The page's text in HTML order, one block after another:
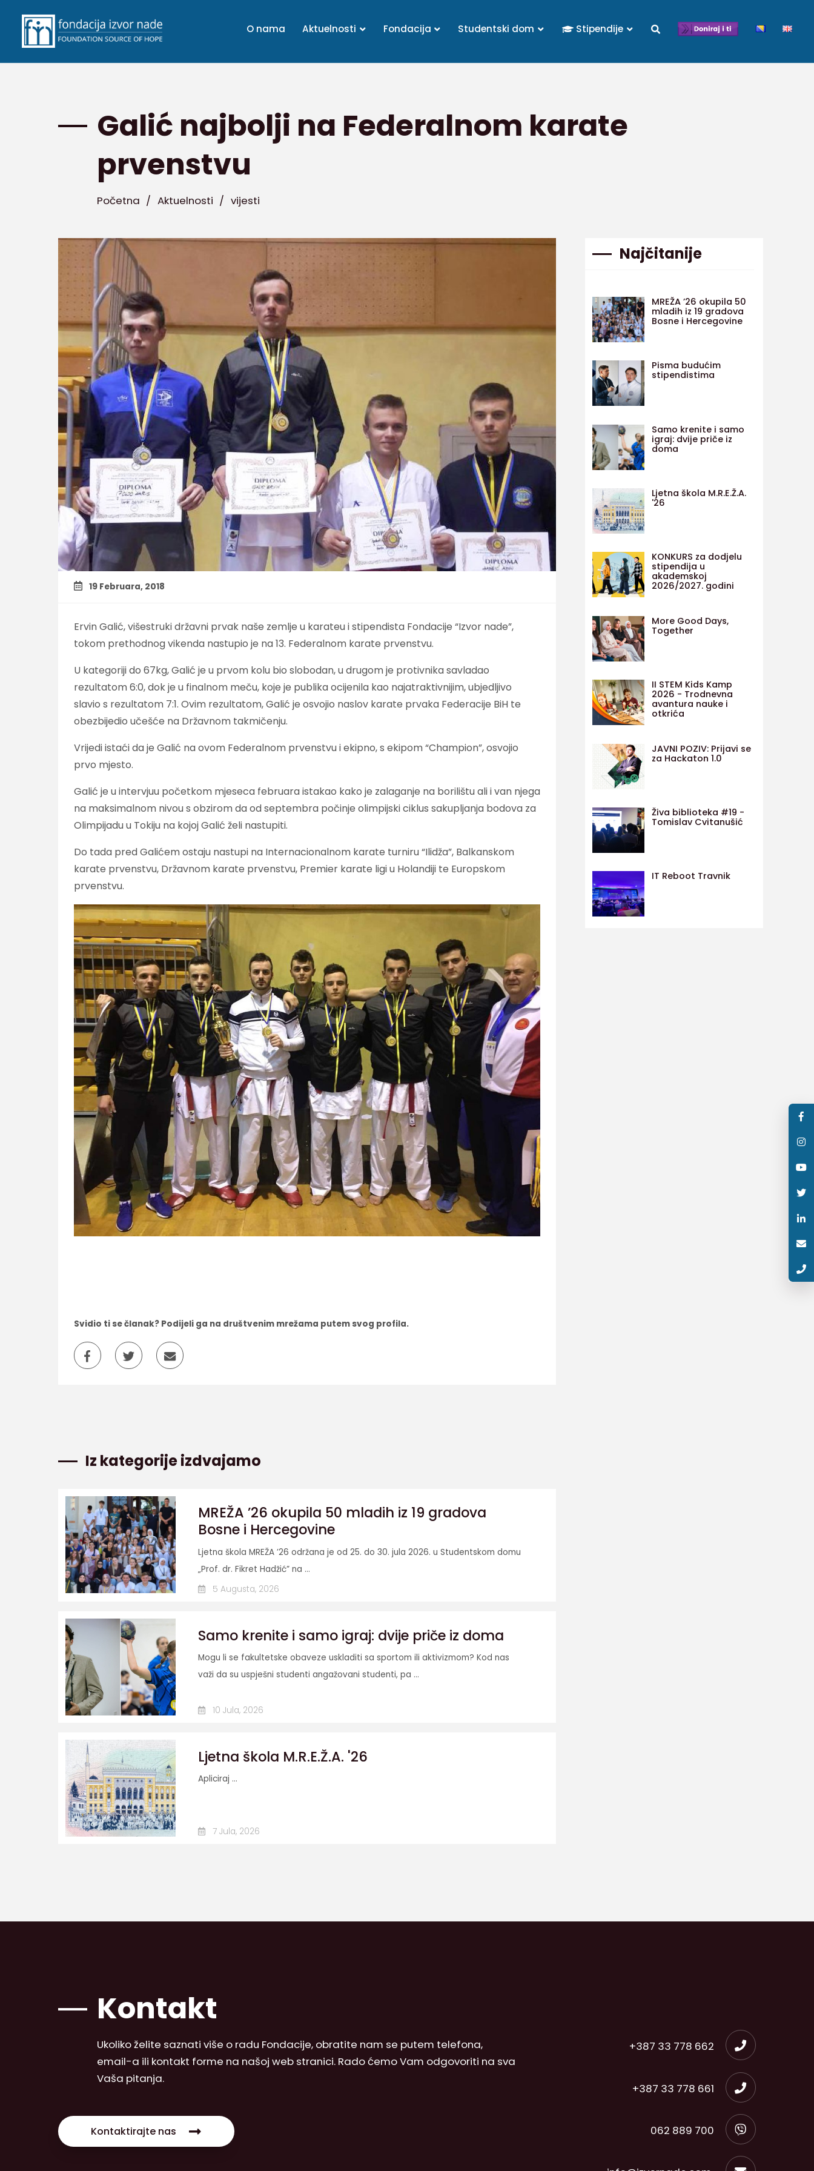
O nama Aktuelnosti Fondacija Studentski dom Stipendije
Galić najbolji na Federalnom karate
prvenstvu
Početna / Aktuelnosti / vijesti
19 Februara, 2018
Ervin Galić, višestruki državni prvak naše zemlje u karateu i stipendista Fondacije “Izvor nade”,
tokom prethodnog vikenda nastupio je na 13. Federalnom karate prvenstvu.
U kategoriji do 67kg, Galić je u prvom kolu bio slobodan, u drugom je protivnika savladao
rezultatom 6:0, dok je u finalnom meču, koje je publika ocijenila kao najatraktivnijim, ubjedljivo
slavio s rezultatom 7:1. Ovim rezultatom, Galić je osvojio naslov karate prvaka Federacije BiH te
obezbijedio učešće na Državnom takmičenju.
Vrijedi istaći da je Galić na ovom Federalnom prvenstvu i ekipno, s ekipom “Champion”, osvojio
prvo mjesto.
Galić je u intervjuu početkom mjeseca februara istakao kako je zalaganje na borilištu ali i van njega
na maksimalnom nivou s obzirom da od septembra počinje olimpijski ciklus sakupljanja bodova za
Olimpijadu u Tokiju na kojoj Galić želi nastupiti.
Do tada pred Galićem ostaju nastupi na Internacionalnom karate turniru “Ilidža”, Balkanskom
karate prvenstvu, Državnom karate prvenstvu, Premier karate ligi u Holandiji te Europskom
prvenstvu.
Svidio ti se članak? Podijeli ga na društvenim mrežama putem svog profila.
Iz kategorije izdvajamo
MREŽA ’26 okupila 50 mladih iz 19 gradova
Bosne i Hercegovine
Ljetna škola MREŽA ’26 održana je od 25. do 30. jula 2026. u Studentskom domu
„Prof. dr. Fikret Hadžić” na ...
5 Augusta, 2026
Samo krenite i samo igraj: dvije priče iz doma
Mogu li se fakultetske obaveze uskladiti sa sportom ili aktivizmom? Kod nas
važi da su uspješni studenti angažovani studenti, pa ...
10 Jula, 2026
Ljetna škola M.R.E.Ž.A. '26
Apliciraj ...
7 Jula, 2026
Najčitanije
MREŽA ’26 okupila 50
mladih iz 19 gradova
Bosne i Hercegovine
Pisma budućim
stipendistima
Samo krenite i samo
igraj: dvije priče iz
doma
Ljetna škola M.R.E.Ž.A.
'26
KONKURS za dodjelu
stipendija u
akademskoj
2026/2027. godini
More Good Days,
Together
II STEM Kids Kamp
2026 - Trodnevna
avantura nauke i
otkrića
JAVNI POZIV: Prijavi se
za Hackaton 1.0
Živa biblioteka #19 -
Tomislav Cvitanušić
IT Reboot Travnik
Kontakt
Ukoliko želite saznati više o radu Fondacije, obratite nam se putem telefona,
email-a ili kontakt forme na našoj web stranici. Rado ćemo Vam odgovoriti na sva
Vaša pitanja.
Kontaktirajte nas
+387 33 778 662
+387 33 778 661
062 889 700